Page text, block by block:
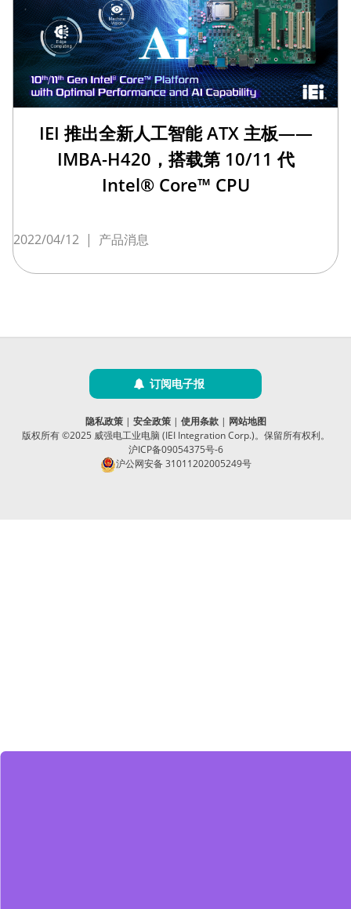
IEI 推出全新人工智能 ATX 主板——
IMBA-H420，搭载第 10/11 代
Intel® Core™ CPU
2022/04/12 | 产品消息
订阅电子报
隐私政策| 安全政策| 使用条款| 网站地图
版权所有 ©2025 威强电工业电脑 (IEI Integration Corp.)。保留所有权利。
沪ICP备09054375号-6
沪公网安备 31011202005249号